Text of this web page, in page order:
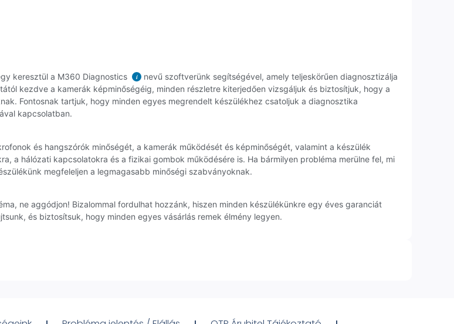
keresztül a M360 Diagnostics
i
nevű szoftverünk segítségével, amely teljeskörűen diagnosztizálja
kezdve a kamerák képminőségéig, minden részletre kiterjedően vizsgáljuk és biztosítjuk, hogy a
Fontosnak tartjuk, hogy minden egyes megrendelt készülékhez csatoljuk a diagnosztika
kapcsolatban.
és hangszórók minőségét, a kamerák működését és képminőségét, valamint a készülék
a hálózati kapcsolatokra és a fizikai gombok működésére is. Ha bármilyen probléma merülne fel, mi
megfeleljen a legmagasabb minőségi szabványoknak.
ne aggódjon! Bizalommal fordulhat hozzánk, hiszen minden készülékünkre egy éves garanciát
és biztosítsuk, hogy minden egyes vásárlás remek élmény legyen.